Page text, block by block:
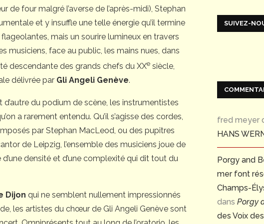
de four malgré l’averse de l’après-midi), Stephan
et y insuffle une telle énergie qu’il termine
mais un sourire lumineux en travers
musiciens, face au public, les mains nues, dans
descendante des grands chefs du XXe siècle,
délivrée par Gli Angeli Genève.
du podium de scène, les instrumentistes
a rarement entendu. Qu’il s’agisse des cordes,
par Stephan MacLeod, ou des pupitres
de Leipzig, l’ensemble des musiciens joue de
densité et d’une complexité qui dit tout du
Dijon qui ne semblent nullement impressionnés
les artistes du chœur de Gli Angeli Genève sont
SUIVEZ-
fred meyer
HANS
Porgy and
mer font
Champs-
dans Porgy
des Voix